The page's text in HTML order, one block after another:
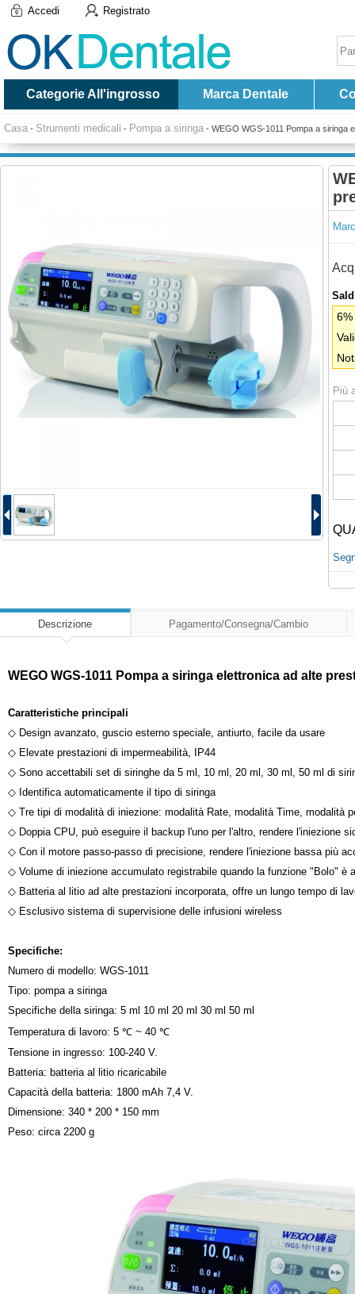
Accedi Registrato
Categorie All'ingrosso Marca Dentale
Casa - Strumenti medicali - Pompa a siringa - WEGO WGS-1011 Pompa a siringa
Più
Descrizione Pagamento/Consegna/Cambio
WEGO WGS-1011 Pompa a siringa elettronica ad alte
Caratteristiche principali
◇ Design avanzato, guscio esterno speciale, antiurto, facile da usare
◇ Elevate prestazioni di impermeabilità, IP44
◇ Sono accettabili set di siringhe da 5 ml, 10 ml, 20 ml, 30 ml, 50 ml di
◇ Identifica automaticamente il tipo di siringa
◇ Tre tipi di modalità di iniezione: modalità Rate, modalità Time, modalità
◇ Doppia CPU, può eseguire il backup l'uno per l'altro, rendere l'iniezione
◇ Con il motore passo-passo di precisione, rendere l'iniezione bassa più
◇ Volume di iniezione accumulato registrabile quando la funzione "Bolo" è
◇ Batteria al litio ad alte prestazioni incorporata, offre un lungo tempo di
◇ Esclusivo sistema di supervisione delle infusioni wireless
Specifiche:
Numero di modello: WGS-1011
Tipo: pompa a siringa
Specifiche della siringa: 5 ml 10 ml 20 ml 30 ml 50 ml
Temperatura di lavoro: 5 ℃ ~ 40 ℃
Tensione in ingresso: 100-240 V.
Batteria: batteria al litio ricaricabile
Capacità della batteria: 1800 mAh 7,4 V.
Dimensione: 340 * 200 * 150 mm
Peso: circa 2200 g